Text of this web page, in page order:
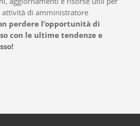
attività di amministratore
perdere l’opportunità di
con le ultime tendenze e